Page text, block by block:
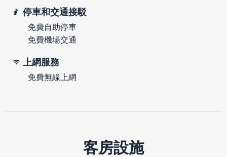
停車和交通接駁
免費自助停車
免費機場交通
上網服務
免費無線上網
客房設施